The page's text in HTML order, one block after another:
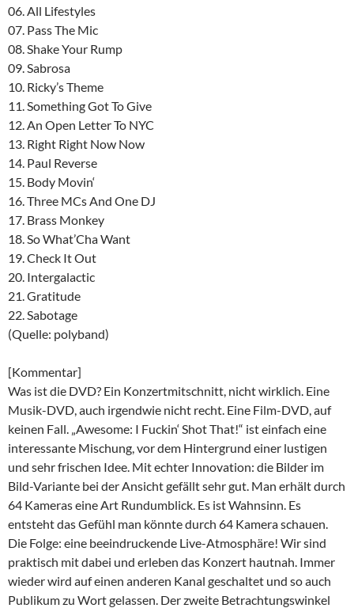
06. All Lifestyles
07. Pass The Mic
08. Shake Your Rump
09. Sabrosa
10. Ricky’s Theme
11. Something Got To Give
12. An Open Letter To NYC
13. Right Right Now Now
14. Paul Reverse
15. Body Movin‘
16. Three MCs And One DJ
17. Brass Monkey
18. So What’Cha Want
19. Check It Out
20. Intergalactic
21. Gratitude
22. Sabotage
(Quelle: polyband)
[Kommentar]
Was ist die DVD? Ein Konzertmitschnitt, nicht wirklich. Eine
Musik-DVD, auch irgendwie nicht recht. Eine Film-DVD, auf
keinen Fall. „Awesome: I Fuckin‘ Shot That!“ ist einfach eine
interessante Mischung, vor dem Hintergrund einer lustigen
und sehr frischen Idee. Mit echter Innovation: die Bilder im
Bild-Variante bei der Ansicht gefällt sehr gut. Man erhält durch
64 Kameras eine Art Rundumblick. Es ist Wahnsinn. Es
entsteht das Gefühl man könnte durch 64 Kamera schauen.
Die Folge: eine beeindruckende Live-Atmosphäre! Wir sind
praktisch mit dabei und erleben das Konzert hautnah. Immer
wieder wird auf einen anderen Kanal geschaltet und so auch
Publikum zu Wort gelassen. Der zweite Betrachtungswinkel